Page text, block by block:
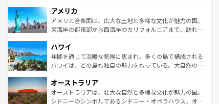
ンツ一覧を参照してほしい。
の建物がそのまま残る町や、スイスならではのユニークな
博物館もあり、アルプス観光だけでなく町歩きも満喫する
ことができる。国民の所得が高いため物価も高いが、旅行
ば市内交通費無料で観光を楽しむこともできる。 なお、新
着のスイス情報はコンテンツ一覧 を参照してほしい。
アメリカ
アメリカ合衆国は、広大な土地と多様な文化が魅力の国。
東海岸の都市部から西海岸のカリフォルニアまで、訪れる
のような巨大都市は、観光、ショッピング、エンターテイ
ンメントが詰まった刺激的なスポットだ。一方、アメリカ
西部には大自然が広がり、グランドキャニオンやイエロー
部のニューオーリンズでは、音楽と美食が融合した独特の
文化が魅力。旅行者はアメリカの各地域で異なる魅力を楽
しみながら、その多様性と豊かな歴史を感じることができ
ハワイ
年間を通じて温暖な気候に恵まれ、多くの島で構成される
ハワイは、どの島も独自の魅力をもっている。大自然の神
ワイ島は見逃せない。また、定番の観光地といえばオアフ
島だが、静かな自然を求めるならマウイ島やカウアイ島が
おすすめ。エメラルドグリーンに輝く海をはじめ、豊かな
オーストラリア
オーストラリアは、壮大な自然と多様な文化が魅力の国。
シドニーのシンボルであるシドニー・オペラハウス、オー